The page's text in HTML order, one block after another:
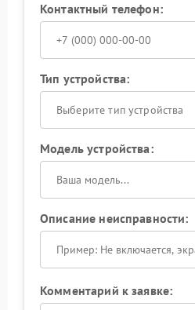
Контактный телефон:
Тип устройства:
Выберите тип устройства
Модель устройства:
Описание неисправности:
Комментарий к заявке: